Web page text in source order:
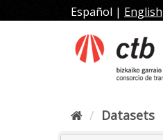
to
Español | English
Datasets